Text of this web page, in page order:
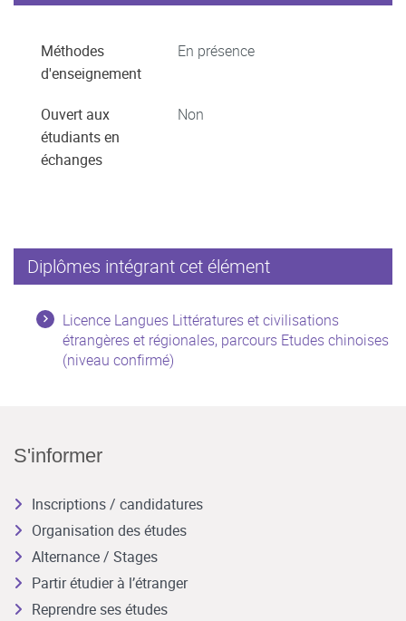
Méthodes
d'enseignement
En présence
Ouvert aux
étudiants en
échanges
Non
Diplômes intégrant cet élément
Licence Langues Littératures et civilisations
étrangères et régionales, parcours Etudes chinoises
(niveau confirmé)
S'informer
Inscriptions / candidatures
Organisation des études
Alternance / Stages
Partir étudier à l’étranger
Reprendre ses études